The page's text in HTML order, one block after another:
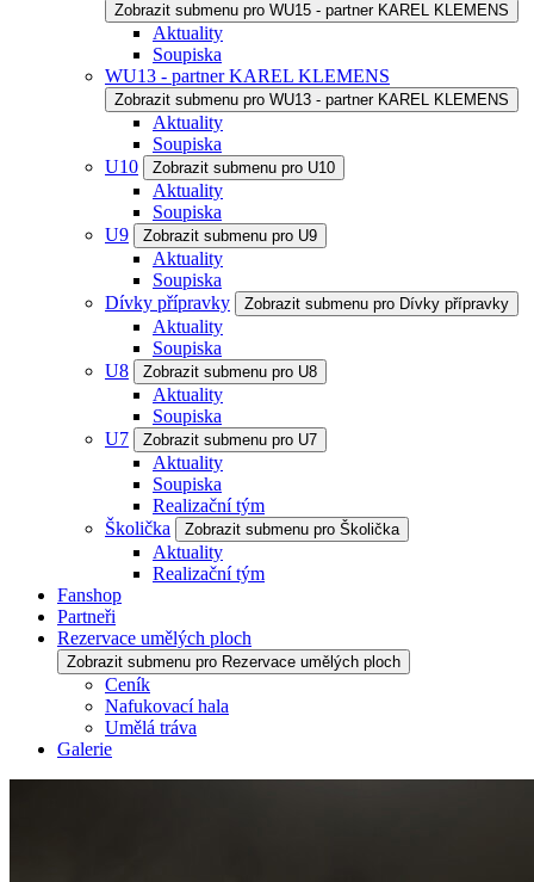
Zobrazit submenu pro WU15 - partner KAREL KLEMENS
Aktuality
Soupiska
WU13 - partner KAREL KLEMENS
Zobrazit submenu pro WU13 - partner KAREL KLEMENS
Aktuality
Soupiska
U10
Zobrazit submenu pro U10
Aktuality
Soupiska
U9
Zobrazit submenu pro U9
Aktuality
Soupiska
Dívky přípravky
Zobrazit submenu pro Dívky přípravky
Aktuality
Soupiska
U8
Zobrazit submenu pro U8
Aktuality
Soupiska
U7
Zobrazit submenu pro U7
Aktuality
Soupiska
Realizační tým
Školička
Zobrazit submenu pro Školička
Aktuality
Realizační tým
Fanshop
Partneři
Rezervace umělých ploch
Zobrazit submenu pro Rezervace umělých ploch
Ceník
Nafukovací hala
Umělá tráva
Galerie